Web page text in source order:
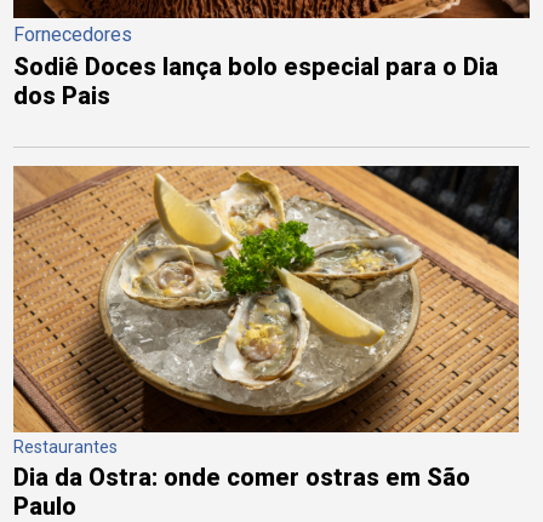
Fornecedores
Sodiê Doces lança bolo especial para o Dia
dos Pais
Restaurantes
Dia da Ostra: onde comer ostras em São
Paulo